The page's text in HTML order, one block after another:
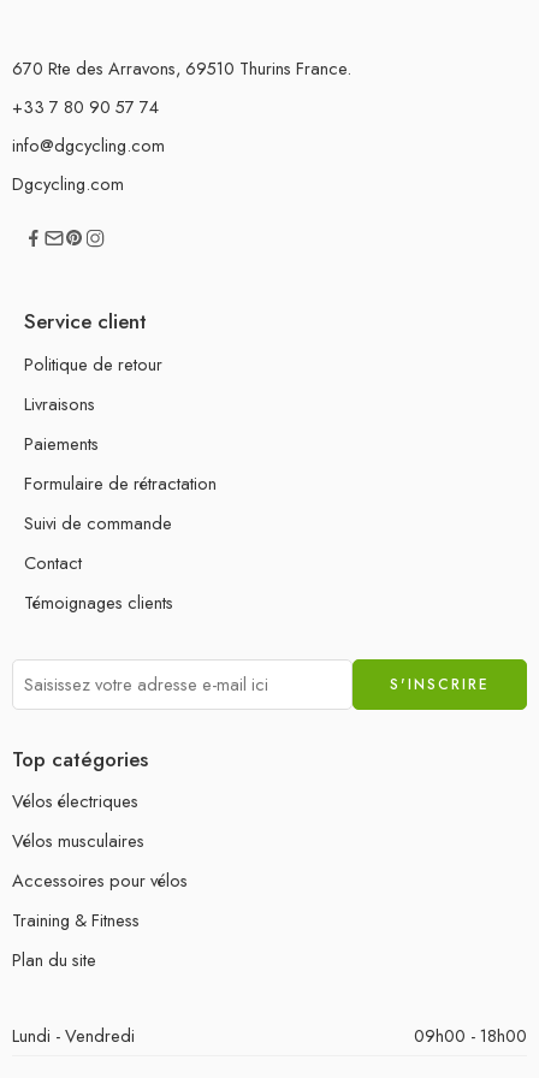
670 Rte des Arravons, 69510 Thurins France.
+33 7 80 90 57 74
info@dgcycling.com
Dgcycling.com
Service client
Politique de retour
Livraisons
Paiements
Formulaire de rétractation
Suivi de commande
Contact
Témoignages clients
Top catégories
Vélos électriques
Vélos musculaires
Accessoires pour vélos
Training & Fitness
Plan du site
Lundi - Vendredi 09h00 - 18h00